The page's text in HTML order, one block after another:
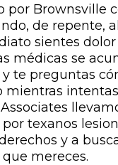
por Brownsville
de repente,
sientes dolor
médicas se
te preguntas
mientras
texanos
y a
mereces.